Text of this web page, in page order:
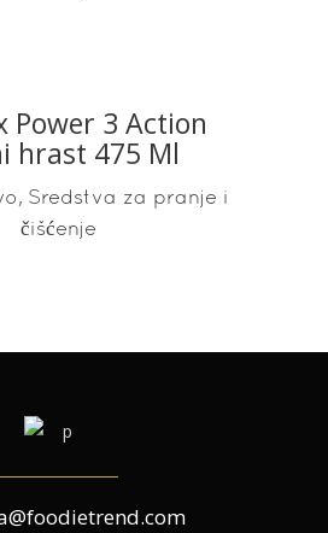
MORE
Power 3 Action
hrast 475 Ml
, Sredstva za pranje i
čišćenje